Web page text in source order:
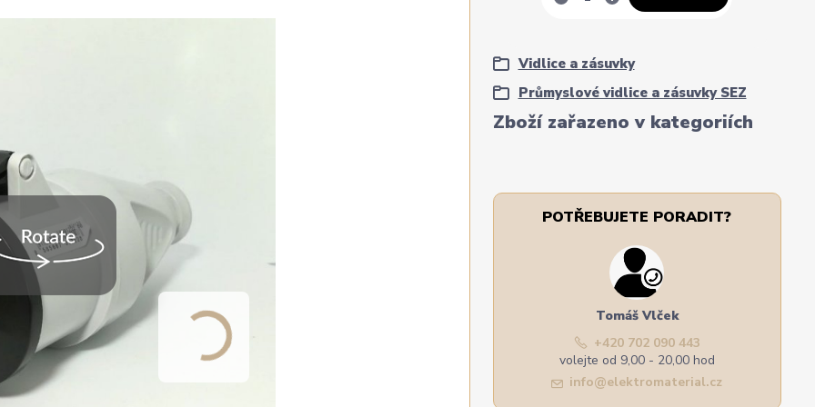
Zboží zařazeno v kategoriích
Vidlice a zásuvky
Průmyslové vidlice a zásuvky SEZ
POTŘEBUJETE PORADIT?
Tomáš Vlček
+420 702 090 443
volejte od 9,00 - 20,00 hod
info@elektromaterial.cz